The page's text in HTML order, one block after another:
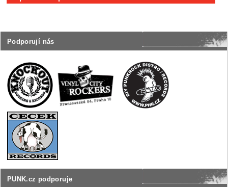
Podporují nás
PUNK.cz podporuje